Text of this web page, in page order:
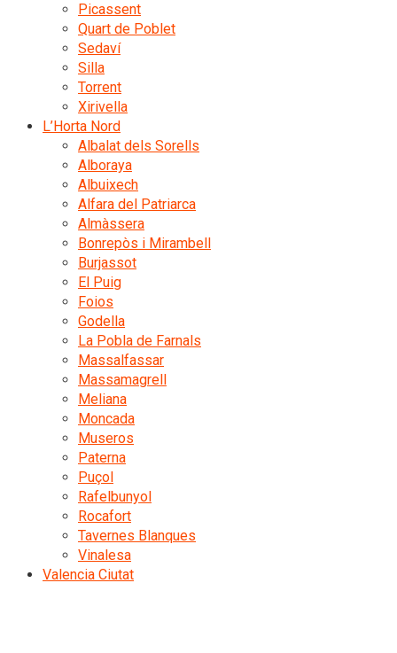
Picassent
Quart de Poblet
Sedaví
Silla
Torrent
Xirivella
L’Horta Nord
Albalat dels Sorells
Alboraya
Albuixech
Alfara del Patriarca
Almàssera
Bonrepòs i Mirambell
Burjassot
El Puig
Foios
Godella
La Pobla de Farnals
Massalfassar
Massamagrell
Meliana
Moncada
Museros
Paterna
Puçol
Rafelbunyol
Rocafort
Tavernes Blanques
Vinalesa
Valencia Ciutat